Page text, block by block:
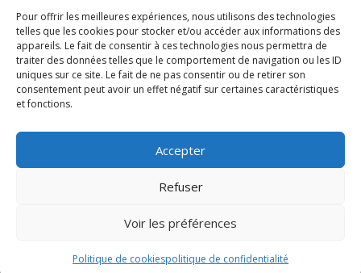
Pour offrir les meilleures expériences, nous utilisons des technologies
telles que les cookies pour stocker et/ou accéder aux informations des
appareils. Le fait de consentir à ces technologies nous permettra de
traiter des données telles que le comportement de navigation ou les ID
uniques sur ce site. Le fait de ne pas consentir ou de retirer son
consentement peut avoir un effet négatif sur certaines caractéristiques
et fonctions.
Accepter
Refuser
Voir les préférences
Politique de cookiespolitique de confidentialité
« Entrées précédentes
© 2026 M Development–Mentions légales